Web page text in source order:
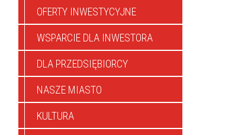
OFERTY INWESTYCYJNE
WSPARCIE DLA INWESTORA
DLA PRZEDSIĘBIORCY
NASZE MIASTO
KULTURA